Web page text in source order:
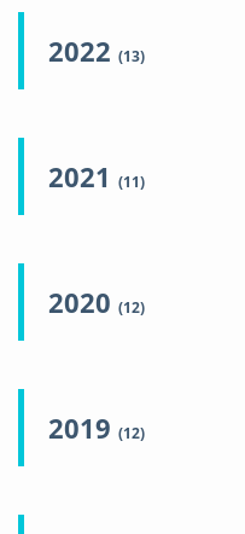
2022 (13)
2021 (11)
2020 (12)
2019 (12)